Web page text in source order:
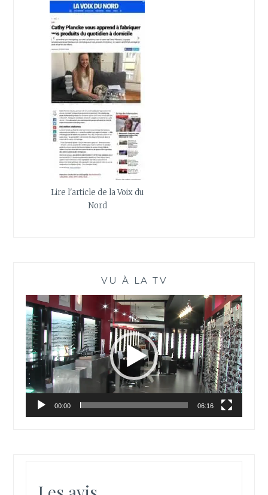
Lire l'article de la Voix du
Nord
VU À LA TV
Lecteur
vidéo
00:00 06:16